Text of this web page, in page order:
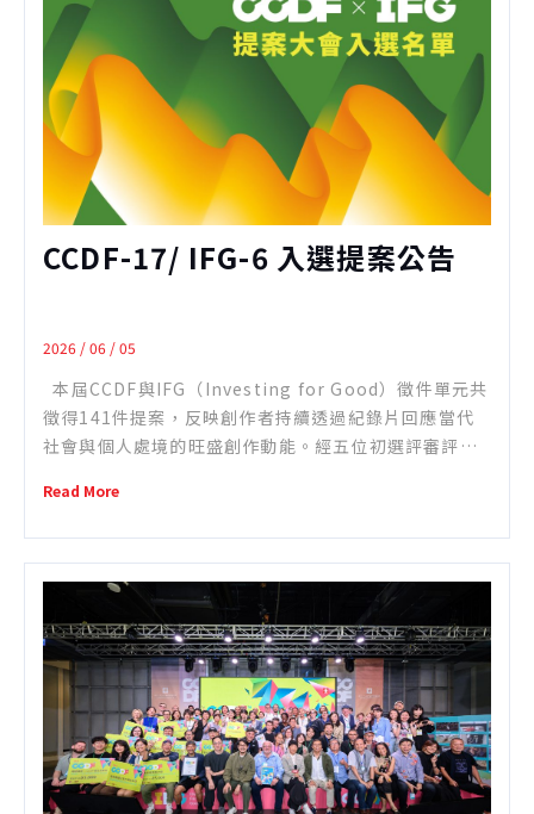
CCDF-17/ IFG-6 入選提案公告
2026 / 06 / 05
本屆CCDF與IFG（Investing for Good）徵件單元共
徵得141件提案，反映創作者持續透過紀錄片回應當代
社會與個人處境的旺盛創作動能。經五位初選評審評
Read More